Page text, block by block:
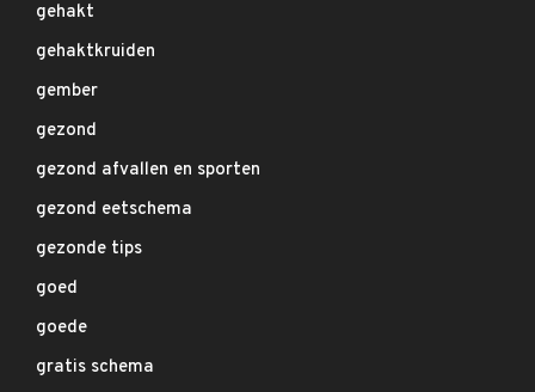
gehakt
gehaktkruiden
gember
gezond
gezond afvallen en sporten
gezond eetschema
gezonde tips
goed
goede
gratis schema